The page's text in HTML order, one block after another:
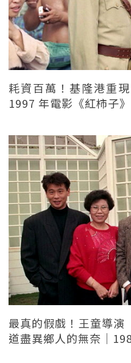
耗資百萬！基隆港重
1997 年電影《紅柿子》
最真的假戲！王童導演
道盡異鄉人的無奈｜